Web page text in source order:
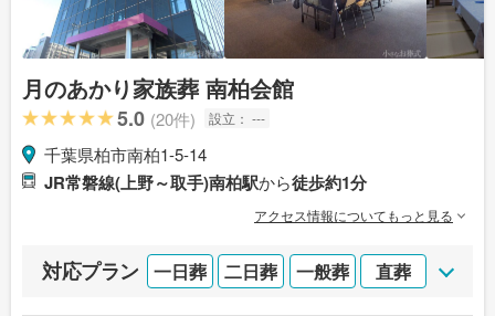
月のあかり家族葬 南柏会館
5.0 (20件) 設立： ---
千葉県柏市南柏1-5-14
JR常磐線(上野～取手)南柏駅から徒歩約1分
アクセス情報についてもっと見る
対応プラン 一日葬 二日葬 一般葬 直葬